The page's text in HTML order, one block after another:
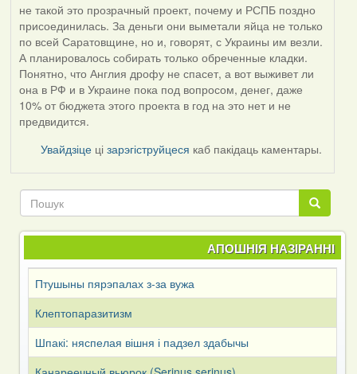
не такой это прозрачный проект, почему и РСПБ поздно
присоединилась. За деньги они выметали яйца не только
по всей Саратовщине, но и, говорят, с Украины им везли.
А планировалось собирать только обреченные кладки.
Понятно, что Англия дрофу не спасет, а вот выживет ли
она в РФ и в Украине пока под вопросом, денег, даже
10% от бюджета этого проекта в год на это нет и не
предвидится.
Увайдзіце цізарэгіструйцеся каб пакідаць каментары.
Пошук
Пошук
АПОШНІЯ НАЗІРАННІ
Птушыны пярэпалах з-за вужа
Клептопаразитизм
Шпакі: няспелая вішня і падзел здабычы